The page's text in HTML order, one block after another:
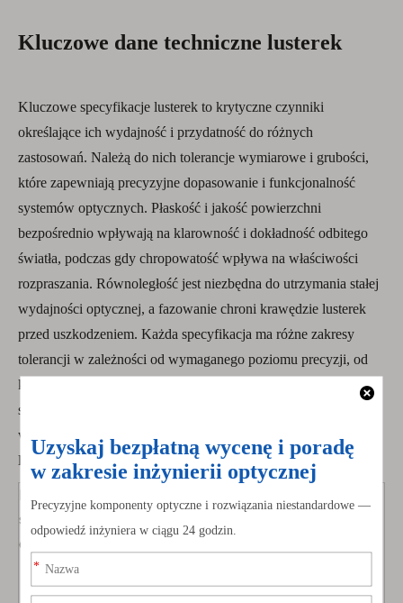
Kluczowe dane techniczne lusterek
Kluczowe specyfikacje lusterek to krytyczne czynniki
określające ich wydajność i przydatność do różnych
zastosowań. Należą do nich tolerancje wymiarowe i grubości,
które zapewniają precyzyjne dopasowanie i funkcjonalność
systemów optycznych. Płaskość i jakość powierzchni
bezpośrednio wpływają na klarowność i dokładność odbitego
światła, podczas gdy chropowatość wpływa na właściwości
rozpraszania. Równoległość jest niezbędna do utrzymania stałej
wydajności optycznej, a fazowanie chroni krawędzie lusterek
przed uszkodzeniem. Każda specyfikacja ma różne zakresy
tolerancji w zależności od wymaganego poziomu precyzji, od
klasy precyzyjnej do klasy komercyjnej. Optymalizacja tych
specyfikacji pozwala zwierciadłom spełniać rygorystyczne
wymagania takich branż, jak technologia medyczna, systemy
laserowe, produkcja półprzewodników oraz obrona i lotnictwo.
specyfika
cja
prawidłową
+/-0,02 mm